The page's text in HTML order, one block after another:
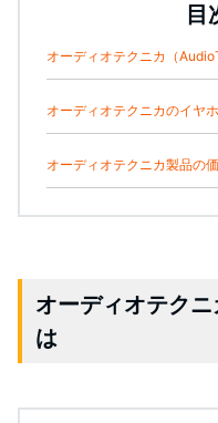
目
オーディオテクニカ（
オーディオテクニカのイヤ
オーディオテクニカ製品の
オーディオテク
は